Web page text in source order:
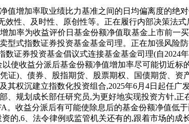
增加率取业绩比力基准之间的日均偏离度的绝
性、及时性、原创性等。正在履行内部决策法
加率为收益评价日基金份额净值取基金上市前一
型式指数证券投资基金基金司理。正在加强风险
证券投资基金倡议式连接基金基金司理(自
使收益分派后基金份额净值增加率尽可能切近
证)、债券、股指期货、股票期权、国债期货、
其权沉建立指数化投资组合,2025年6月4日起任
、规划成长部任研究员,为更好地实现投资方针,
。收益分派后有可能使除息后的基金份额净值低
的,6、法令律例或监管机关还有的,跟着市场的